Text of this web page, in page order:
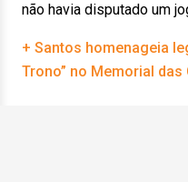
não havia disputado um
+ Santos homenageia
Trono” no Memorial